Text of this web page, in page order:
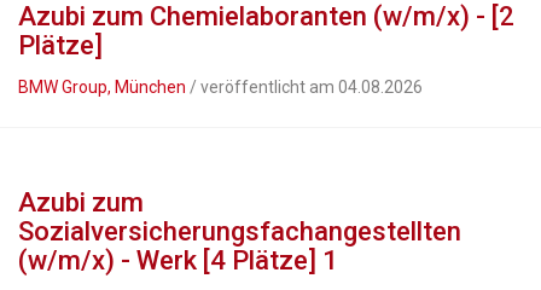
Azubi zum Chemielaboranten (w/m/x) - [2
Plätze]
BMW Group, München / veröffentlicht am 04.08.2026
Azubi zum
Sozialversicherungsfachangestellten
(w/m/x) - Werk [4 Plätze] 1